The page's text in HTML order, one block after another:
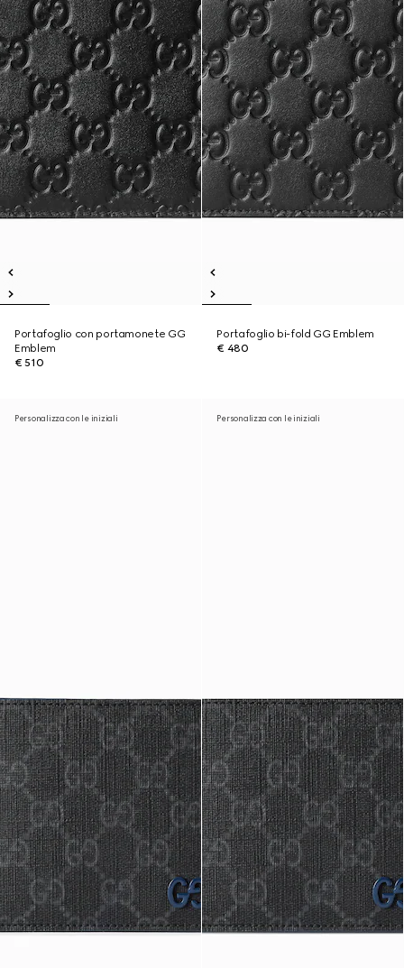
Portafoglio con portamonete GG
Emblem
€ 510
Portafoglio bi-fold GG Emblem
€ 480
Personalizza con le iniziali Personalizza con le iniziali